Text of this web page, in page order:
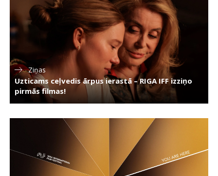
Ziņas
Uzticams ceļvedis ārpus ierastā – RIGA IFF izziņo
pirmās filmas!